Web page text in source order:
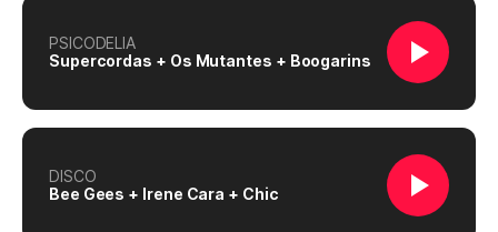
PSICODELIA
Supercordas + Os Mutantes + Boogarins
DISCO
Bee Gees + Irene Cara + Chic